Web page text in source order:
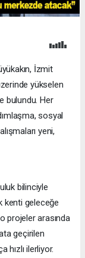
İzmit
yükselen
bulundu. Her
sosyal
yeni,
bilinciyle
kenti geleceğe
projeler arasında
geçirilen
hızlı ilerliyor.